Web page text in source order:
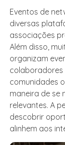
Eventos de
diversas
associações
Além disso,
organizam
colaboradores
comunidades
maneira de se
relevantes. A
descobrir
alinhem aos